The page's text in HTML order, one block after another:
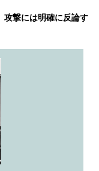
攻撃には明確に反論す